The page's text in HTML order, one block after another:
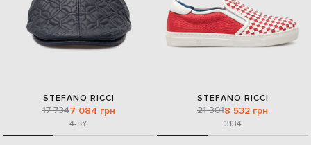
STEFANO RICCI
17 7347 084 грн
4-5Y
STEFANO RICCI
21 3018 532 грн
3134